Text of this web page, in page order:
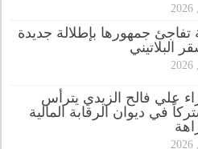
تفاجئ جمهورها بإطلالة جديدة
البلاتيني
علي فالح الزيدي يترأس
في ديوان الرقابة المالية